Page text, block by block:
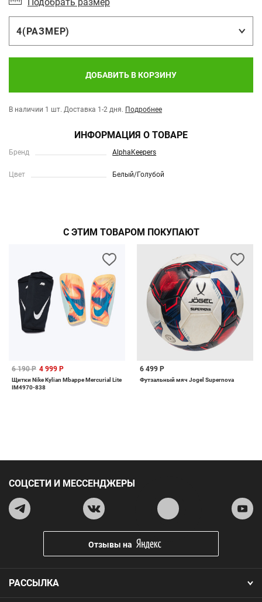
4(РАЗМЕР)
ДОБАВИТЬ В КОРЗИНУ
В наличии 1 шт. Доставка 1-2 дня. Подробнее
ИНФОРМАЦИЯ О ТОВАРЕ
Бренд AlphaKeepers
Цвет Белый/Голубой
С ЭТИМ ТОВАРОМ ПОКУПАЮТ
6 190 Р 4 999 Р
Щитки Nike Kylian Mbappe Mercurial Lite
IM4970-838
6 499 Р
Футзальный мяч Jogel Supernova
РАССЫЛКА
СОЦСЕТИ И МЕССЕНДЖЕРЫ
Отзывы на